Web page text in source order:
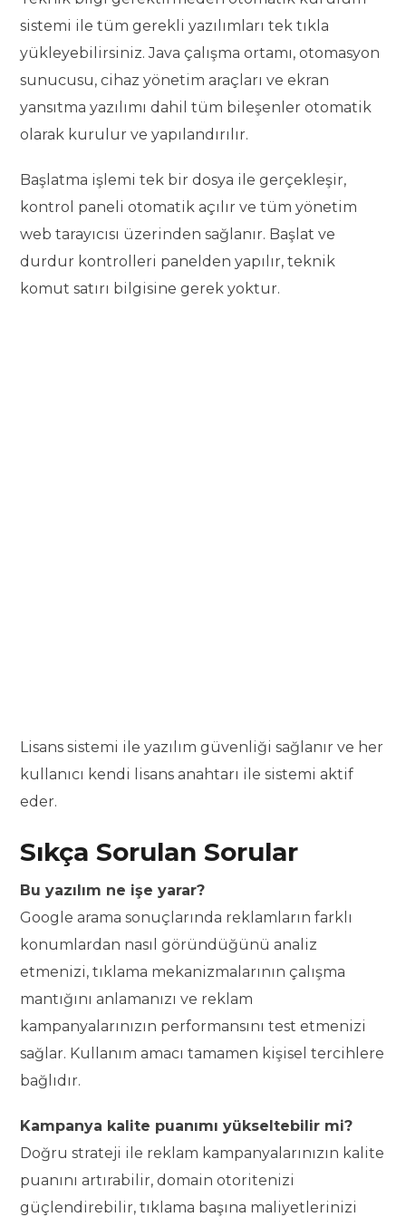
sistemi ile tüm gerekli yazılımları tek tıkla
yükleyebilirsiniz. Java çalışma ortamı, otomasyon
sunucusu, cihaz yönetim araçları ve ekran
yansıtma yazılımı dahil tüm bileşenler otomatik
olarak kurulur ve yapılandırılır.
Başlatma işlemi tek bir dosya ile gerçekleşir,
kontrol paneli otomatik açılır ve tüm yönetim
web tarayıcısı üzerinden sağlanır. Başlat ve
durdur kontrolleri panelden yapılır, teknik
komut satırı bilgisine gerek yoktur.
Lisans sistemi ile yazılım güvenliği sağlanır ve her
kullanıcı kendi lisans anahtarı ile sistemi aktif
eder.
Sıkça Sorulan Sorular
Bu yazılım ne işe yarar?
Google arama sonuçlarında reklamların farklı
konumlardan nasıl göründüğünü analiz
etmenizi, tıklama mekanizmalarının çalışma
mantığını anlamanızı ve reklam
kampanyalarınızın performansını test etmenizi
sağlar. Kullanım amacı tamamen kişisel tercihlere
bağlıdır.
Kampanya kalite puanımı yükseltebilir mi?
Doğru strateji ile reklam kampanyalarınızın kalite
puanını artırabilir, domain otoritenizi
güçlendirebilir, tıklama başına maliyetlerinizi